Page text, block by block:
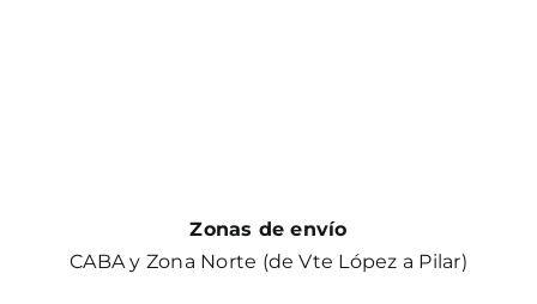
Zonas de envío
CABA y Zona Norte (de Vte López a Pilar)